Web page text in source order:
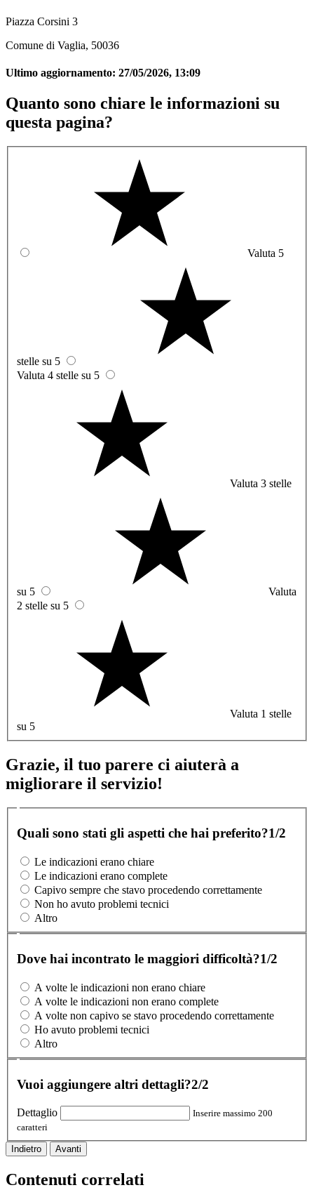
Piazza Corsini 3
Comune di Vaglia, 50036
Ultimo aggiornamento: 27/05/2026, 13:09
Quanto sono chiare le informazioni su
questa pagina?
Valuta 5
stelle su 5
Valuta 4 stelle su 5
Valuta 3 stelle
su 5
Valuta
2 stelle su 5
Valuta 1 stelle
su 5
Grazie, il tuo parere ci aiuterà a
migliorare il servizio!
Quali sono stati gli aspetti che hai preferito?1/2
Le indicazioni erano chiare
Le indicazioni erano complete
Capivo sempre che stavo procedendo correttamente
Non ho avuto problemi tecnici
Altro
Dove hai incontrato le maggiori difficoltà?1/2
A volte le indicazioni non erano chiare
A volte le indicazioni non erano complete
A volte non capivo se stavo procedendo correttamente
Ho avuto problemi tecnici
Altro
Vuoi aggiungere altri dettagli?2/2
Dettaglio
Inserire massimo 200
caratteri
Indietro Avanti
Contenuti correlati